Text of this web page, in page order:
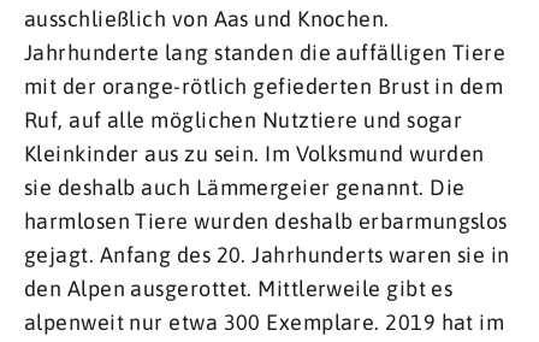
ausschließlich von Aas und Knochen.
Jahrhunderte lang standen die auffälligen Tiere
mit der orange-rötlich gefiederten Brust in dem
Ruf, auf alle möglichen Nutztiere und sogar
Kleinkinder aus zu sein. Im Volksmund wurden
sie deshalb auch Lämmergeier genannt. Die
harmlosen Tiere wurden deshalb erbarmungslos
gejagt. Anfang des 20. Jahrhunderts waren sie in
den Alpen ausgerottet. Mittlerweile gibt es
alpenweit nur etwa 300 Exemplare. 2019 hat im